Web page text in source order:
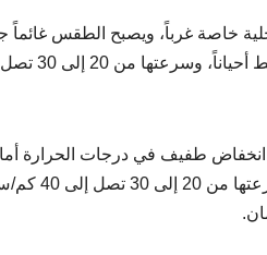
خاصة غرباً، ويصبح الطقس غائماً
طفيف في درجات الحرارة أما
شمالية إلى شمالية غربية تكون معتدلة